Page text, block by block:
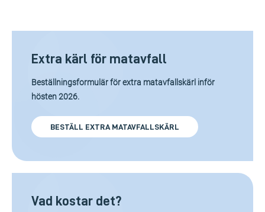
Extra kärl för matavfall
Beställningsformulär för extra matavfallskärl inför
hösten 2026.
BESTÄLL EXTRA MATAVFALLSKÄRL
Vad kostar det?